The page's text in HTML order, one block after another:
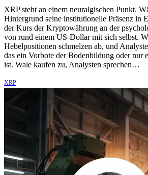
XRP steht an einem neuralgischen Punkt.
Hintergrund seine institutionelle Präsenz in
der Kurs der Kryptowährung an der
von rund einem US-Dollar mit sich selbst.
Hebelpositionen schmelzen ab, und
das ein Vorbote der Bodenbildung oder nur
ist. Wale kaufen zu, Analysten sprechen…
XRP